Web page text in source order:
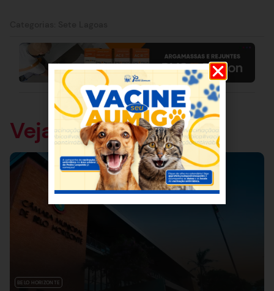
Veja também
BELO HORIZONTE